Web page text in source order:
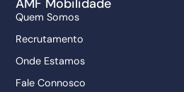
Quem Somos
Recrutamento
Onde Estamos
Fale Connosco